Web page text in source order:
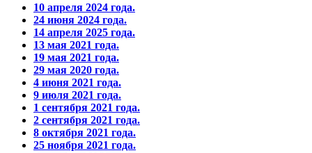
10 апреля 2024 года.
24 июня 2024 года.
14 апреля 2025 года.
13 мая 2021 года.
19 мая 2021 года.
29 мая 2020 года.
4 июня 2021 года.
9 июля 2021 года.
1 сентября 2021 года.
2 сентября 2021 года.
8 октября 2021 года.
25 ноября 2021 года.